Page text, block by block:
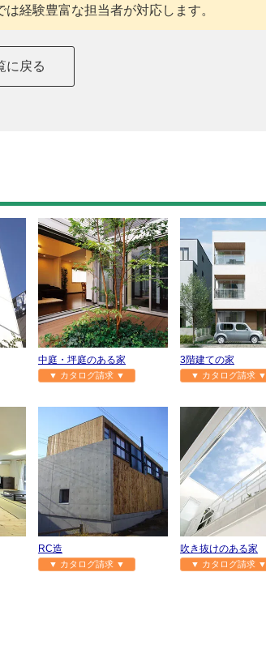
経験豊富な担当者が対応します。
に戻る
中庭・坪庭のある家
▼ カタログ請求 ▼
3階建ての家
▼ カタログ請求 ▼
RC造
▼ カタログ請求 ▼
吹き抜けのある家
▼ カタログ請求 ▼